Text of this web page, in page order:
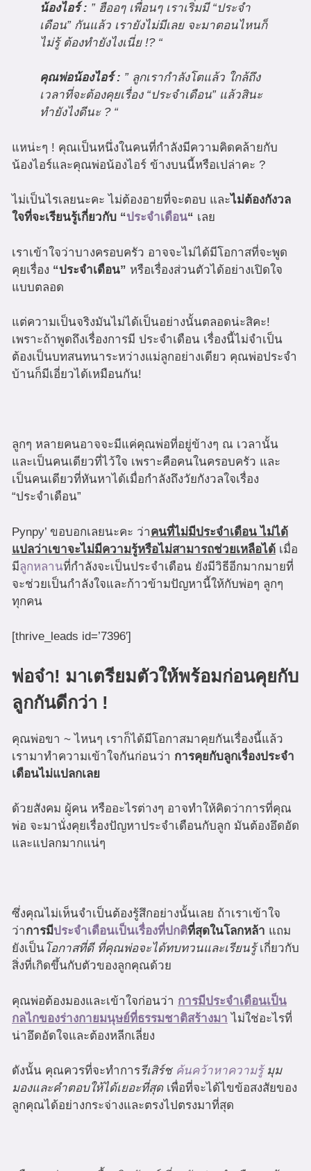
น้องไอร์ : ” ฮืออๆ เพื่อนๆ เราเริ่มมี “ประจำ
เดือน” กันแล้ว เรายังไม่มีเลย จะมาตอนไหนก็
ไม่รู้ ต้องทำยังไงเนี่ย !? “
คุณพ่อน้องไอร์ : ” ลูกเรากำลังโตแล้ว ใกล้ถึง
เวลาที่จะต้องคุยเรื่อง “ประจำเดือน” แล้วสินะ
ทำยังไงดีนะ ? “
แหน่ะๆ ! คุณเป็นหนึ่งในคนที่กำลังมีความคิดคล้ายกับ
น้องไอร์และคุณพ่อน้องไอร์ ข้างบนนี้หรือเปล่าคะ ?
ไม่เป็นไรเลยนะคะ ไม่ต้องอายที่จะตอบ และไม่ต้องกังวล
ใจที่จะเรียนรู้เกี่ยวกับ “ประจำเดือน“ เลย
เราเข้าใจว่าบางครอบครัว อาจจะไม่ได้มีโอกาสที่จะพูด
คุยเรื่อง “ประจำเดือน” หรือเรื่องส่วนตัวได้อย่างเปิดใจ
แบบตลอด
แต่ความเป็นจริงมันไม่ได้เป็นอย่างนั้นตลอดน่ะสิคะ!
เพราะถ้าพูดถึงเรื่องการมี ประจำเดือน เรื่องนี้ไม่จำเป็น
ต้องเป็นบทสนทนาระหว่างแม่ลูกอย่างเดียว คุณพ่อประจำ
บ้านก็มีเอี่ยวได้เหมือนกัน!
ลูกๆ หลายคนอาจจะมีแค่คุณพ่อที่อยู่ข้างๆ ณ เวลานั้น
และเป็นคนเดียวที่ไว้ใจ เพราะคือคนในครอบครัว และ
เป็นคนเดียวที่หันหาได้เมื่อกำลังถึงวัยกังวลใจเรื่อง
“ประจำเดือน”
Pynpy’ ขอบอกเลยนะคะ ว่าคนที่ไม่มีประจำเดือน ไม่ได้
แปลว่าเขาจะไม่มีความรู้หรือไม่สามารถช่วยเหลือได้ เมื่อ
มีลูกหลานที่กำลังจะเป็นประจำเดือน ยังมีวิธีอีกมากมายที่
จะช่วยเป็นกำลังใจและก้าวข้ามปัญหานี้ให้กับพ่อๆ ลูกๆ
ทุกคน
[thrive_leads id=’7396′]
พ่อจ๋า! มาเตรียมตัวให้พร้อมก่อนคุยกับ
ลูกกันดีกว่า !
คุณพ่อขา ~ ไหนๆ เราก็ได้มีโอกาสมาคุยกันเรื่องนี้แล้ว
เรามาทำความเข้าใจกันก่อนว่า การคุยกับลูกเรื่องประจำ
เดือนไม่แปลกเลย
ด้วยสังคม ผู้คน หรืออะไรต่างๆ อาจทำให้คิดว่าการที่คุณ
พ่อ จะมานั่งคุยเรื่องปัญหาประจำเดือนกับลูก มันต้องอึดอัด
และแปลกมากแน่ๆ
ซึ่งคุณไม่เห็นจำเป็นต้องรู้สึกอย่างนั้นเลย ถ้าเราเข้าใจ
ว่าการมีประจำเดือนเป็นเรื่องที่ปกติที่สุดในโลกหล้า แถม
ยังเป็น โอกาสที่ดี ที่คุณพ่อจะได้ทบทวนและเรียนรู้ เกี่ยวกับ
สิ่งที่เกิดขึ้นกับตัวของลูกคุณด้วย
คุณพ่อต้องมองและเข้าใจก่อนว่า การมีประจำเดือนเป็น
กลไกของร่างกายมนุษย์ที่ธรรมชาติสร้างมา ไม่ใช่อะไรที่
น่าอึดอัดใจและต้องหลีกเลี่ยง
ดังนั้น คุณควรที่จะทำการรีเสิร์ช ค้นคว้าหาความรู้มุม
มองและคำตอบให้ได้เยอะที่สุดเพื่อที่จะได้ไขข้อสงสัยของ
ลูกคุณได้อย่างกระจ่างและตรงไปตรงมาที่สุด